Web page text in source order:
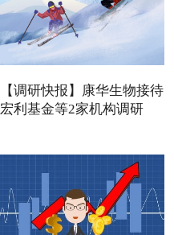
【调研快报】康华生物接待
宏利基金等2家机构调研